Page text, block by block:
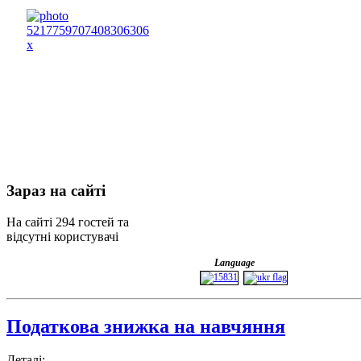
Зараз на сайті
На сайті 294 гостей та
відсутні користувачі
Language
Податкова знижка на навчяння